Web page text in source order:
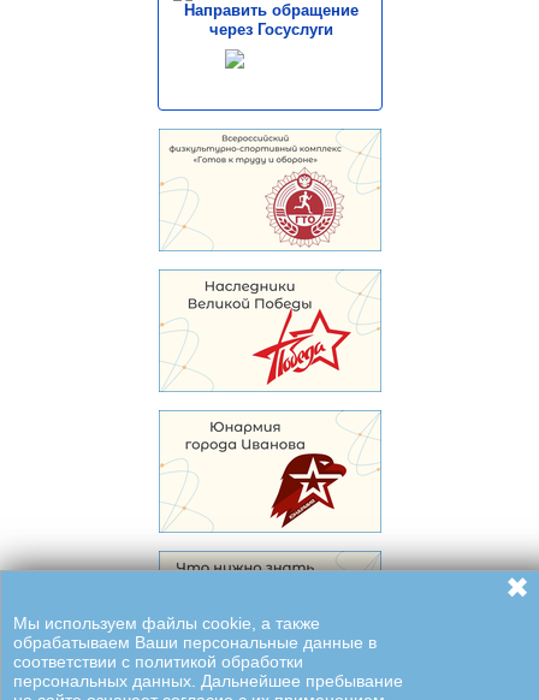
Направить обращение
через Госуслуги
Мы используем файлы cookie, а также
обрабатываем Ваши персональные данные в
соответствии с политикой обработки
персональных данных. Дальнейшее пребывание
✖